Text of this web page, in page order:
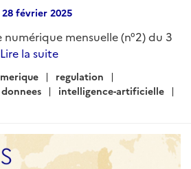
28 février 2025
numérique mensuelle (n°2) du 3
Lire la suite
regulation
donnees
intelligence-artificielle